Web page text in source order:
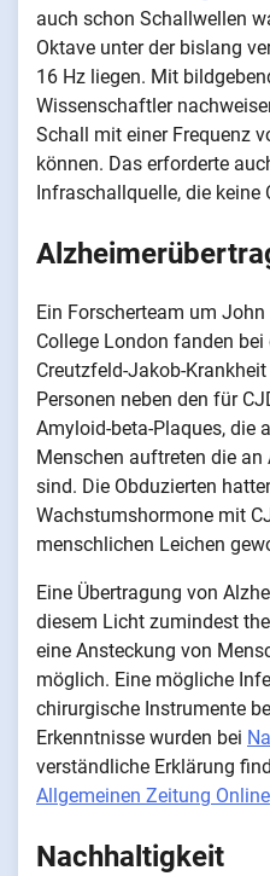
auch schon Schallwellen
Oktave unter der bislang
16 Hz liegen. Mit
Wissenschaftler
Schall mit einer Frequenz
können. Das erforderte
Infraschallquelle, die keine
Ein Forscherteam um
College London fanden
Creutzfeld-Jakob-
Personen neben den für
Amyloid-beta-Plaques, die
Menschen auftreten die
sind. Die Obduzierten
Wachstumshormone mit
menschlichen Leichen
Eine Übertragung von
diesem Licht zumindest
eine Ansteckung von
möglich. Eine mögliche
chirurgische Instrumente
Erkenntnisse wurden bei
verständliche Erklärung
Allgemeinen Zeitung Online
Nachhaltigkeit